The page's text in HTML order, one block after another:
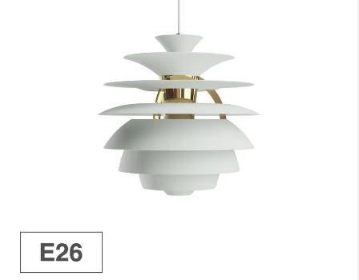
床からテーブルの天板トップまでの高さになります。一般的なダイニ
ングテーブルの場合は70〜74cmが主流です。
B：テーブル天板から器具の下面（任意）
テーブル天板と器具の間の高さでこちらは任意の寸法となります。ル
イスポールセンでは、テーブル上の照度や、視界に入る照明器具が美
しく見える位置等を考慮し、60〜70cmを推奨しております。